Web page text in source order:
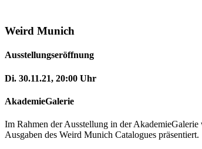
Weird Munich
Ausstellungseröffnung
Di. 30.11.21, 20:00 Uhr
AkademieGalerie
Im Rahmen der Ausstellung in der
Ausgaben des Weird Munich Catalogues präsentiert.